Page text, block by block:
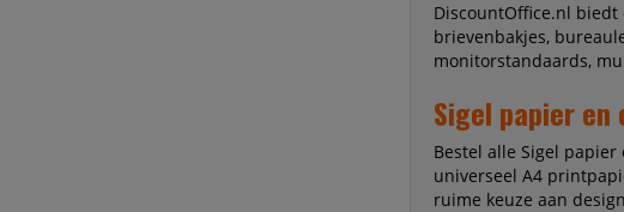
DiscountOffice.nl
brievenbakjes,
monitorstandaards,
Sigel papier
Bestel alle Sigel
universeel A4
ruime keuze aan